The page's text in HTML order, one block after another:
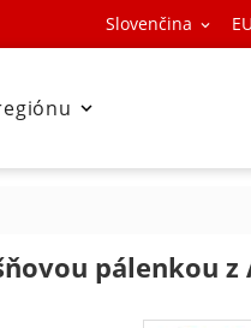
Slovenčina 

pálenkou z